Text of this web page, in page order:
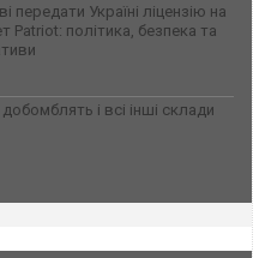
передати Україні ліцензію на
Patriot: політика, безпека та
і всі інші склади